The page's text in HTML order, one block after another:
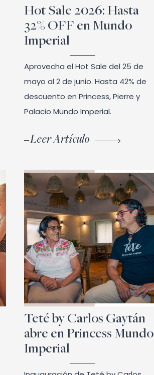
Hot Sale 2026: Hasta
32% OFF en Mundo
Imperial
Aprovecha el Hot Sale del 25 de
mayo al 2 de junio. Hasta 42% de
descuento en Princess, Pierre y
Palacio Mundo Imperial.
Leer Artículo
Teté by Carlos Gaytán
abre en Princess Mundo
Imperial